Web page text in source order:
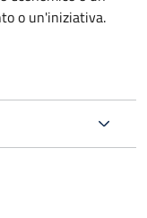
o un'iniziativa.